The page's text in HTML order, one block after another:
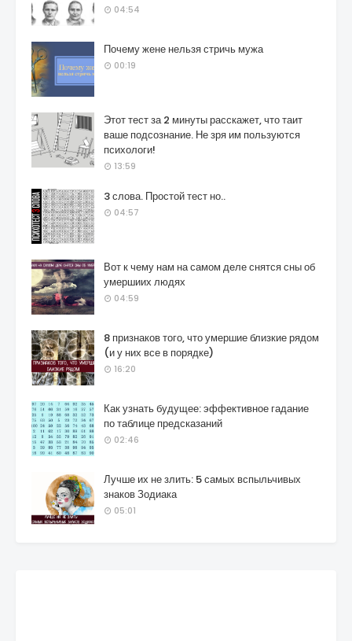
04:54
Почему жене нельзя стричь мужа
00:19
Этот тест за 2 минуты расскажет, что таит
ваше подсознание. Не зря им пользуются
психологи!
13:59
3 слова. Простой тест но..
04:57
Вот к чему нам на самом деле снятся сны об
умершиих людях
04:59
8 признаков того, что умершие близкие рядом
(и у них все в порядке)
16:20
Как узнать будущее: эффективное гадание
по таблице предсказаний
02:46
Лучше их не злить: 5 самых вспыльчивых
знаков Зодиака
05:01